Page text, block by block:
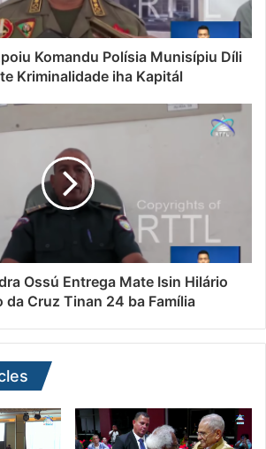
Komandu Polísia Munisípiu Díli
Kriminalidade iha Kapitál
Ossú Entrega Mate Isin Hilário
da Cruz Tinan 24 ba Família